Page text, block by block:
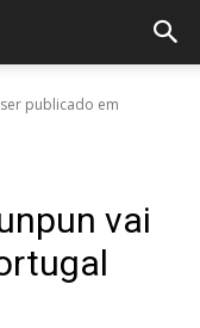
publicado em
vai